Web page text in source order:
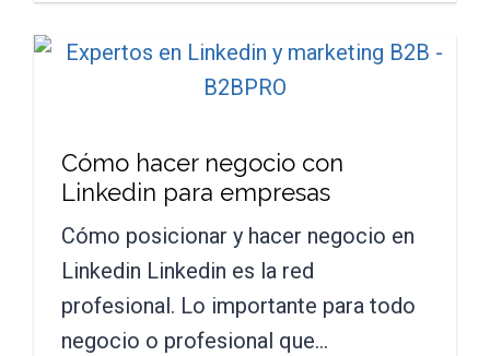
Cómo hacer negocio con
Linkedin para empresas
Cómo posicionar y hacer negocio en
Linkedin Linkedin es la red
profesional. Lo importante para todo
negocio o profesional que…